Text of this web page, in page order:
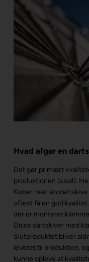
Hvad afgør en
Det gør primært
produktionen (sisal).
Køber man en
oftest få en god
der er monteret
Disse dartskiver med
Slutproduktet bliver
leveret til produktion,
kunne opleve at